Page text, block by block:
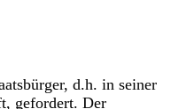
d.h. in seiner
gefordert. Der